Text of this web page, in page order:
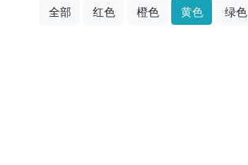
全部 红色 橙色 黄色 绿色